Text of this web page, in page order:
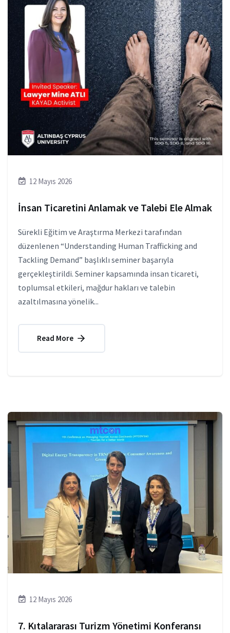
12 Mayıs 2026
İnsan Ticaretini Anlamak ve Talebi Ele Almak
Sürekli Eğitim ve Araştırma Merkezi tarafından
düzenlenen “Understanding Human Trafficking and
Tackling Demand” başlıklı seminer başarıyla
gerçekleştirildi. Seminer kapsamında insan ticareti,
toplumsal etkileri, mağdur hakları ve talebin
azaltılmasına yönelik...
Read More
12 Mayıs 2026
7. Kıtalararası Turizm Yönetimi Konferansı